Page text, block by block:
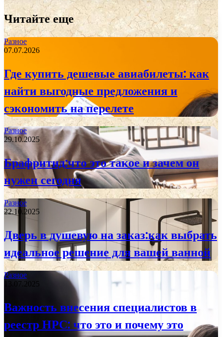
Читайте еще
Разное
07.07.2026
Где купить дешевые авиабилеты: как
найти выгодные предложения и
сэкономить на перелете
Разное
29.10.2025
Брафритид:что это такое и зачем он
нужен сегодня
Разное
22.10.2025
Дверь в душевую на заказ:как выбрать
идеальное решение для вашей ванной
Разное
13.07.2025
Важность внесения специалистов в
реестр НРС: что это и почему это